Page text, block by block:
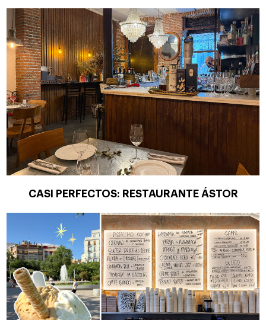
CASI PERFECTOS: RESTAURANTE ÁSTOR